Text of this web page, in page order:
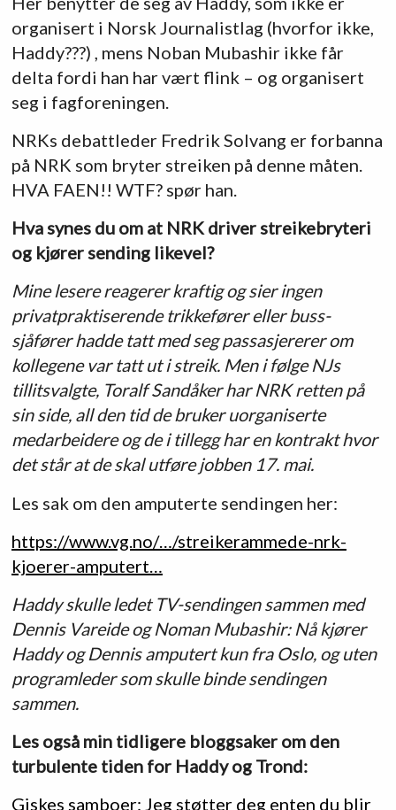
organisert i Norsk Journalistlag (hvorfor ikke,
Haddy???) , mens Noban Mubashir ikke får
delta fordi han har vært flink – og organisert
seg i fagforeningen.
NRKs debattleder Fredrik Solvang er forbanna
på NRK som bryter streiken på denne måten.
HVA FAEN!! WTF? spør han.
Hva synes du om at NRK driver streikebryteri
og kjører sending likevel?
Mine lesere reagerer kraftig og sier ingen
privatpraktiserende trikkefører eller buss-
sjåfører hadde tatt med seg passasjererer om
kollegene var tatt ut i streik. Men i følgeNJs
tillitsvalgte, Toralf Sandåker har NRK retten på
sin side, all den tid de bruker uorganiserte
medarbeidere og de i tillegg har en kontrakt hvor
det står at de skal utføre jobben 17. mai.
Les sak om den amputerte sendingen her:
https://www.vg.no/…/streikerammede-nrk-
kjoerer-amputert…
Haddy skulle ledet TV-sendingen sammen med
Dennis Vareide og Noman Mubashir: Nå kjører
Haddy og Dennis amputert kun fra Oslo, og uten
programleder som skulle binde sendingen
sammen.
Les også min tidligere bloggsaker om den
turbulente tiden for Haddy og Trond:
Giskes samboer: Jeg støtter deg enten du blir